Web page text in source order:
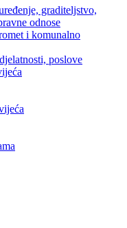
graditeljstvo,
odnose
i komunalno
poslove